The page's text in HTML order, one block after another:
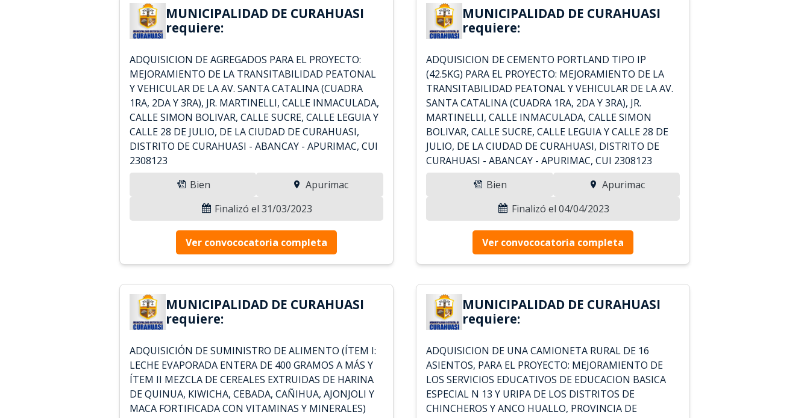
MUNICIPALIDAD DE CURAHUASI
requiere:
ADQUISICION DE AGREGADOS PARA EL PROYECTO:
MEJORAMIENTO DE LA TRANSITABILIDAD PEATONAL
Y VEHICULAR DE LA AV. SANTA CATALINA (CUADRA
1RA, 2DA Y 3RA), JR. MARTINELLI, CALLE INMACULADA,
CALLE SIMON BOLIVAR, CALLE SUCRE, CALLE LEGUIA Y
CALLE 28 DE JULIO, DE LA CIUDAD DE CURAHUASI,
DISTRITO DE CURAHUASI - ABANCAY - APURIMAC, CUI
2308123
Bien
Apurimac
Finalizó el 31/03/2023
Ver convococatoria completa
MUNICIPALIDAD DE CURAHUASI
requiere:
ADQUISICION DE CEMENTO PORTLAND TIPO IP
(42.5KG) PARA EL PROYECTO: MEJORAMIENTO DE LA
TRANSITABILIDAD PEATONAL Y VEHICULAR DE LA AV.
SANTA CATALINA (CUADRA 1RA, 2DA Y 3RA), JR.
MARTINELLI, CALLE INMACULADA, CALLE SIMON
BOLIVAR, CALLE SUCRE, CALLE LEGUIA Y CALLE 28 DE
JULIO, DE LA CIUDAD DE CURAHUASI, DISTRITO DE
CURAHUASI - ABANCAY - APURIMAC, CUI 2308123
Bien
Apurimac
Finalizó el 04/04/2023
Ver convococatoria completa
MUNICIPALIDAD DE CURAHUASI
requiere:
ADQUISICIÓN DE SUMINISTRO DE ALIMENTO (ÍTEM I:
LECHE EVAPORADA ENTERA DE 400 GRAMOS A MÁS Y
ÍTEM II MEZCLA DE CEREALES EXTRUIDAS DE HARINA
DE QUINUA, KIWICHA, CEBADA, CAÑIHUA, AJONJOLI Y
MACA FORTIFICADA CON VITAMINAS Y MINERALES)
MUNICIPALIDAD DE CURAHUASI
requiere:
ADQUISICION DE UNA CAMIONETA RURAL DE 16
ASIENTOS, PARA EL PROYECTO: MEJORAMIENTO DE
LOS SERVICIOS EDUCATIVOS DE EDUCACION BASICA
ESPECIAL N 13 Y URIPA DE LOS DISTRITOS DE
CHINCHEROS Y ANCO HUALLO, PROVINCIA DE